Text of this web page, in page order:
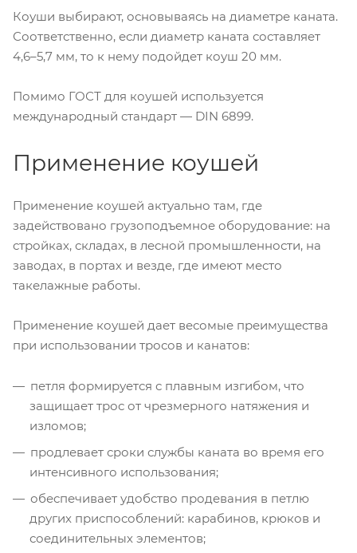
Коуши выбирают, основываясь на диаметре каната.
Соответственно, если диаметр каната составляет
4,6–5,7 мм, то к нему подойдет коуш 20 мм.
Помимо ГОСТ для коушей используется
международный стандарт — DIN 6899.
Применение коушей
Применение коушей актуально там, где
задействовано грузоподъемное оборудование: на
стройках, складах, в лесной промышленности, на
заводах, в портах и везде, где имеют место
такелажные работы.
Применение коушей дает весомые преимущества
при использовании тросов и канатов:
петля формируется с плавным изгибом, что
защищает трос от чрезмерного натяжения и
изломов;
продлевает сроки службы каната во время его
интенсивного использования;
обеспечивает удобство продевания в петлю
других приспособлений: карабинов, крюков и
соединительных элементов;